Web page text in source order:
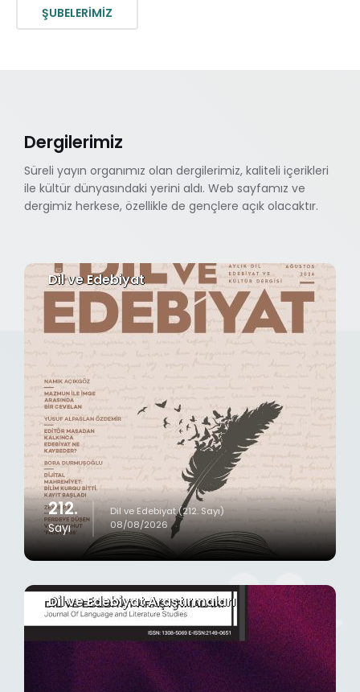
ŞUBELERİMİZ
Dergilerimiz
Süreli yayın organımız olan dergilerimiz, kaliteli içerikleri
ile kültür dünyasındaki yerini aldı. Web sayfamız ve
dergimiz herkese, özellikle de gençlere açık olacaktır.
Dil ve Edebiyat
212.
Sayı
Dil ve Edebiyat (212. Sayı)
08/08/2026
Dil ve Edebiyat Araştırmaları